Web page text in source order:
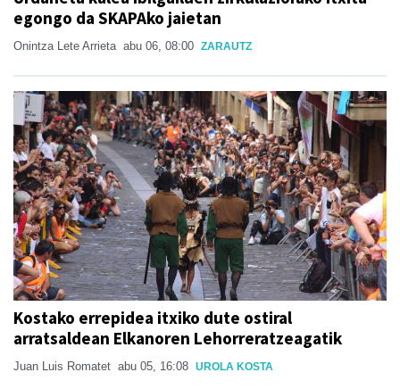
egongo da SKAPAko jaietan
Onintza Lete Arrieta abu 06, 08:00 ZARAUTZ
Kostako errepidea itxiko dute ostiral
arratsaldean Elkanoren Lehorreratzeagatik
Juan Luis Romatet abu 05, 16:08 UROLA KOSTA